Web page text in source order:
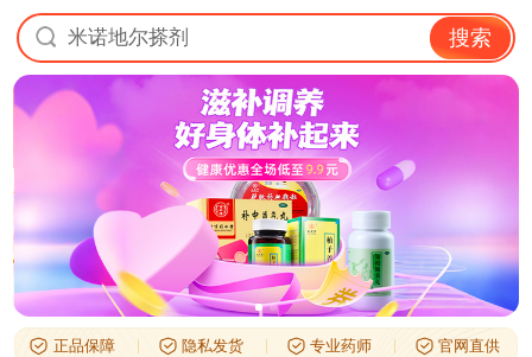
米诺地尔搽剂 搜索
正品保障 隐私发货 专业药师 官网直供